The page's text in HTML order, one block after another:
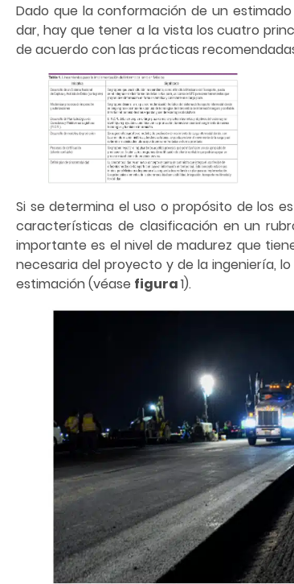
Dado que la conformación de un
dar, hay que tener a la vista los cuatro
de acuerdo con las prácticas
Si se determina el uso o propósito de los
características de clasificación en un
importante es el nivel de madurez que
necesaria del proyecto y de la ingeniería,
estimación (véase figura1).